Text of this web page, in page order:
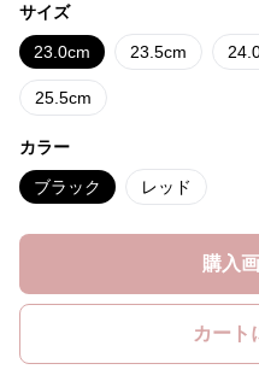
サイズ
23.0cm 23.5cm
25.5cm
カラー
ブラック レッド
購入
カート